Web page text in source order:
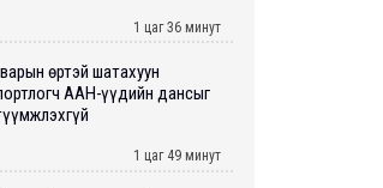
1 цаг 36 минут
өртэй шатахуун
ААН-үүдийн дансыг
1 цаг 49 минут